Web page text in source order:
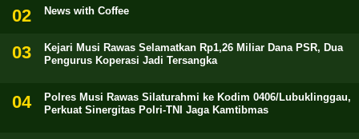
News with Coffee
Kejari Musi Rawas Selamatkan Rp1,26 Miliar Dana PSR, Dua
Pengurus Koperasi Jadi Tersangka
Polres Musi Rawas Silaturahmi ke Kodim 0406/Lubuklinggau,
Perkuat Sinergitas Polri-TNI Jaga Kamtibmas